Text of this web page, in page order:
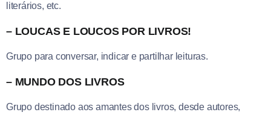
literários, etc.
– LOUCAS E LOUCOS POR LIVROS!
Grupo para conversar, indicar e partilhar leituras.
– MUNDO DOS LIVROS
Grupo destinado aos amantes dos livros, desde autores,